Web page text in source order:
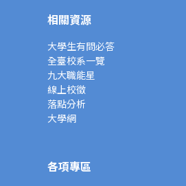
相關資源
大學生有問必答
全臺校系一覽
九大職能星
線上校徵
落點分析
大學網
各項專區